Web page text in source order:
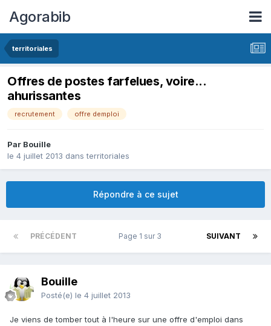
Agorabib
territoriales
Offres de postes farfelues, voire...
ahurissantes
recrutement offre demploi
Par Bouille
le 4 juillet 2013 dansterritoriales
Répondre à ce sujet
PRÉCÉDENT SUIVANT
Page 1 sur 3
Bouille
Posté(e) le 4 juillet 2013
Je viens de tomber tout à l'heure sur une offre d'emploi dans